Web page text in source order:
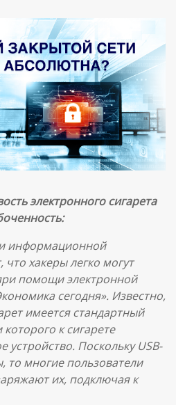
электронного сигарета
информационной
хакеры легко могут
помощи электронной
сегодня». Известно,
имеется стандартный
к сигарете
устройство. Поскольку USB-
многие пользователи
их, подключая к